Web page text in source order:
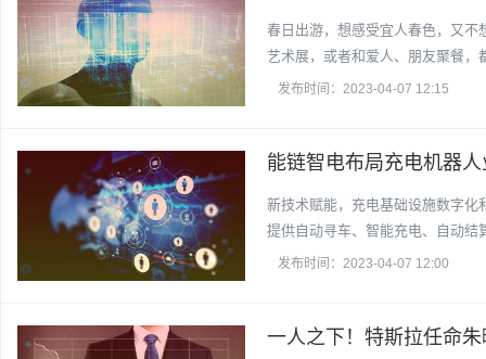
春日出游，想感受宜人春色，又不
艺术展，或者和爱人、朋友聚餐，
发布时间：2023-04-07 12:15
能链智电布局充电机器
新技术赋能，充电基础设施数字化
提供自动寻车、智能充电、自动结
发布时间：2023-04-07 12:00
一人之下！特斯拉任命